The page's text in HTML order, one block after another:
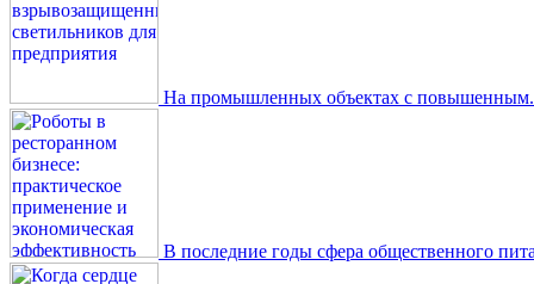
На промышленных объектах с
В последние годы сфера общественного